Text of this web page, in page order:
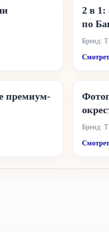
2 в 1:
по
Бренд:
премиум-
Бренд: